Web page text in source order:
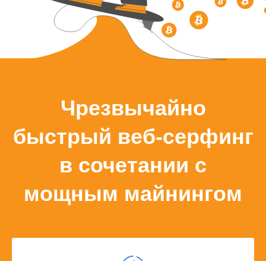
Чрезвычайно
быстрый веб-серфинг
в сочетании с
мощным майнингом